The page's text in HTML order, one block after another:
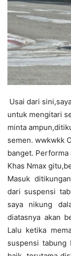
Usai dari
untuk mengitari
minta
semen. wwkwkk
banget. Performa
Khas Nmax
Masuk
dari suspensi
saya nikung
diatasnya akan
Lalu ketika
suspensi tabung